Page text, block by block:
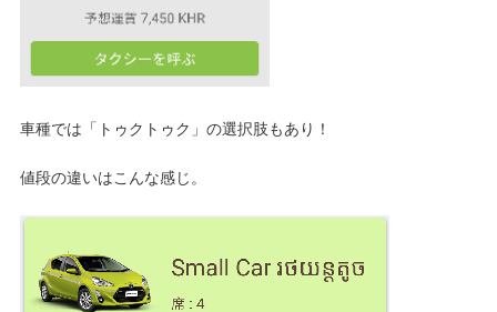
車種では「トゥクトゥク」の選択肢もあり！
値段の違いはこんな感じ。